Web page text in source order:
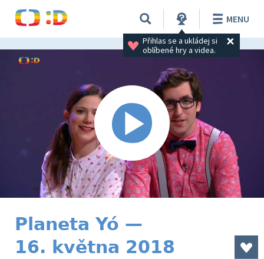
Přihlas se a ukládej si
oblíbené hry a videa.
MENU
Planeta Yó —
16. května 2018